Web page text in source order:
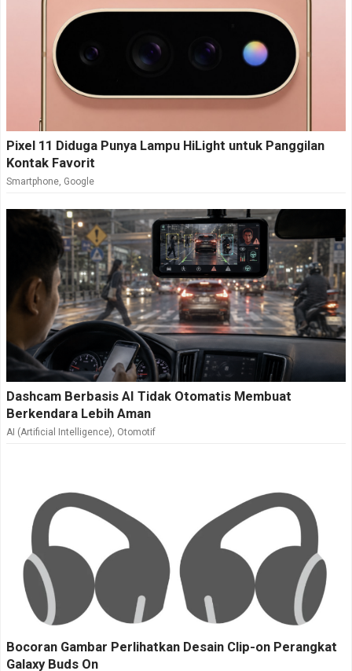
Pixel 11 Diduga Punya Lampu HiLight untuk Panggilan
Kontak Favorit
Smartphone, Google
Dashcam Berbasis AI Tidak Otomatis Membuat
Berkendara Lebih Aman
AI (Artificial Intelligence), Otomotif
Bocoran Gambar Perlihatkan Desain Clip-on Perangkat
Galaxy Buds On